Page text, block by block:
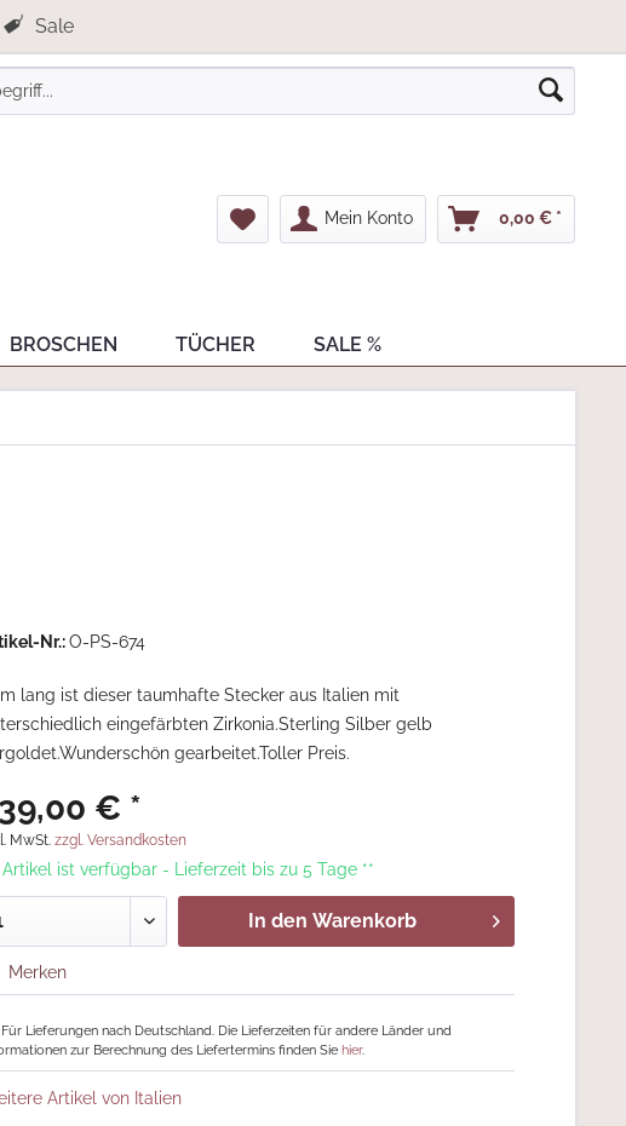
Sale
Mein Konto 0,00 € *
BROSCHEN TÜCHER SALE %
Nr.:O-PS-674
lang ist dieser taumhafte Stecker aus Italien mit
eingefärbten Zirkonia.Sterling Silber gelb
gearbeitet.Toller Preis.
€ *
MwSt.zzgl. Versandkosten
Artikel ist verfügbar - Lieferzeit bis zu 5 Tage **
In den Warenkorb
Merken
Für Lieferungen nach Deutschland. Die Lieferzeiten für andere Länder und
zur Berechnung des Liefertermins finden Siehier.
Artikel von Italien